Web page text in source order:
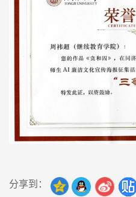
分享到：